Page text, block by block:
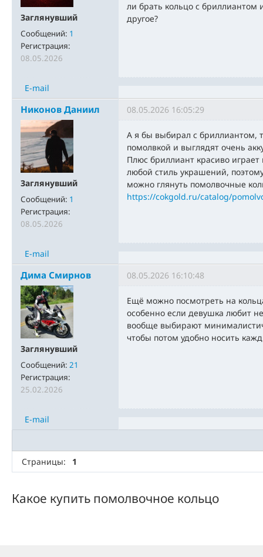
Заглянувший
Сообщений: 1
Регистрация:
08.05.2026
ли брать кольцо с бриллиантом
другое?
E-mail
Никонов Даниил
Заглянувший
Сообщений: 1
Регистрация:
08.05.2026
08.05.2026 16:05:29
А я бы выбирал с бриллиантом,
помолвкой и выглядят очень
Плюс бриллиант красиво
любой стиль украшений,
можно глянуть помолвочные
https://cokgold.ru/catalog/
E-mail
Дима Смирнов
Заглянувший
Сообщений: 21
Регистрация:
25.02.2026
08.05.2026 16:10:48
Ещё можно посмотреть на
особенно если девушка любит
вообще выбирают
чтобы потом удобно носить
E-mail
Страницы: 1
Какое купить помолвочное кольцо